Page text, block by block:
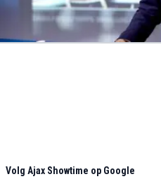
Volg Ajax Showtime op Google